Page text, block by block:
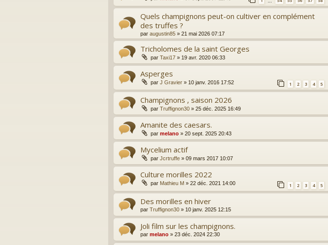
Quels champignons peut-on cultiver en complément
des truffes ?
par augustin85 » 21 mai 2026 07:17
Tricholomes de la saint Georges
par Taxi17 » 19 avr. 2020 06:33
Asperges
par J Gravier » 10 janv. 2016 17:52 1 2 3 4 5
Champignons , saison 2026
par Truffignon30 » 25 déc. 2025 16:49
Amanite des caesars.
par melano » 20 sept. 2025 20:43
Mycelium actif
par Jcrtruffe » 09 mars 2017 10:07
Culture morilles 2022
par Mathieu M » 22 déc. 2021 14:00 1 2 3 4 5
Des morilles en hiver
par Truffignon30 » 10 janv. 2025 12:15
Joli film sur les champignons.
par melano » 23 déc. 2024 22:30